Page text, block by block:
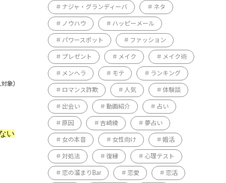
い
ナジャ・グランディーバ ネタ
ノウハウ ハッピーメール
パワースポット ファッション
プレゼント メイク メイク術
メンヘラ モテ ランキング
ロマンス詐欺 人気 体験談
出会い 動画紹介 占い
原因 吉崎綾 夢占い
女の本音 女性向け 婚活
対処法 復縁 心理テスト
恋の溜まりBar 恋愛 恋活